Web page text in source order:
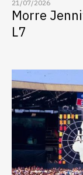
21/07/2026
Morre
L7